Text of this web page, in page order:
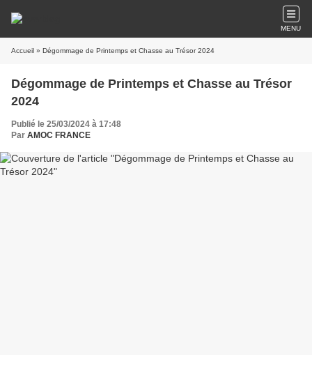
MENU
Accueil » Dégommage de Printemps et Chasse au Trésor 2024
Dégommage de Printemps et Chasse au Trésor
2024
Publié le 25/03/2024 à 17:48
Par AMOC FRANCE